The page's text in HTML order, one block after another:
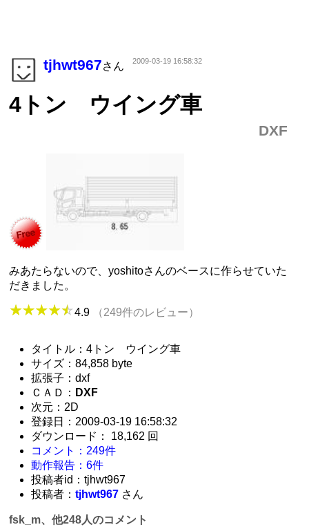
tjhwt967さん 2009-03-19 16:58:32
4トン ウイング車
DXF
みあたらないので、yoshitoさんのベースに作らせていた
だきました。
4.9 （249件のレビュー）
タイトル：4トン ウイング車
サイズ：84,858 byte
拡張子：dxf
ＣＡＤ： DXF
次元：2D
登録日：2009-03-19 16:58:32
ダウンロード： 18,162 回
コメント：249件
動作報告：6件
投稿者id：tjhwt967
投稿者：tjhwt967 さん
fsk_m、他248人のコメント